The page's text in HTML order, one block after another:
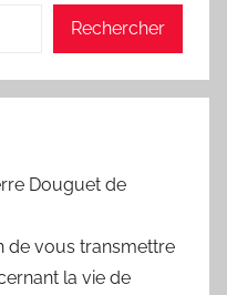
Rechercher
Douguet de
de vous transmettre
la vie de